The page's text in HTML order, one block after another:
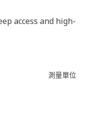
access and high-
測量單位